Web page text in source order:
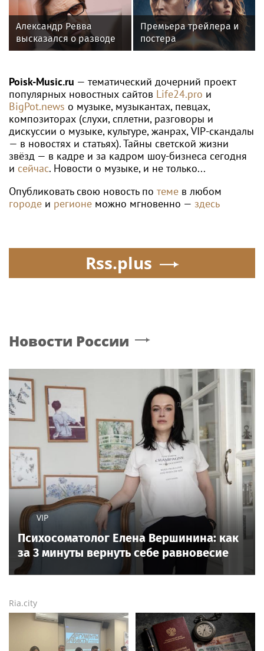
Александр Ревва
высказался о разводе
Михаила Галустяна с
Премьера трейлера и
постера
фантастического
планета»
Poisk-Music.ru — тематический дочерний проект
популярных новостных сайтов Life24.pro и
BigPot.news о музыке, музыкантах, певцах,
композиторах (слухи, сплетни, разговоры и
дискуссии о музыке, культуре, жанрах, VIP-скандалы
— в новостях и статьях). Тайны светской жизни
звёзд — в кадре и за кадром шоу-бизнеса сегодня
и сейчас. Новости о музыке, и не только...
Опубликовать свою новость по теме в любом
городе и регионе можно мгновенно — здесь
Rss.plus
Новости России
VIP
Психосоматолог Елена Вершинина: как
за 3 минуты вернуть себе равновесие
Ria.city